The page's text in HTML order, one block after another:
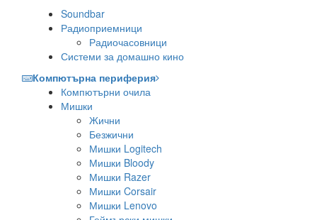
Soundbar
Радиоприемници
Радиочасовници
Системи за домашно кино
Компютърна периферия
Компютърни очила
Мишки
Жични
Безжични
Мишки Logitech
Мишки Bloody
Мишки Razer
Мишки Corsair
Мишки Lenovo